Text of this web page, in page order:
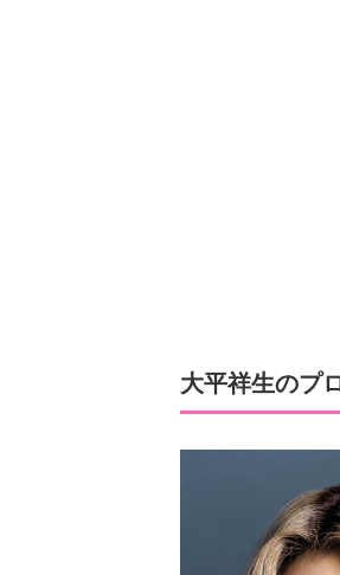
大平祥生のプ